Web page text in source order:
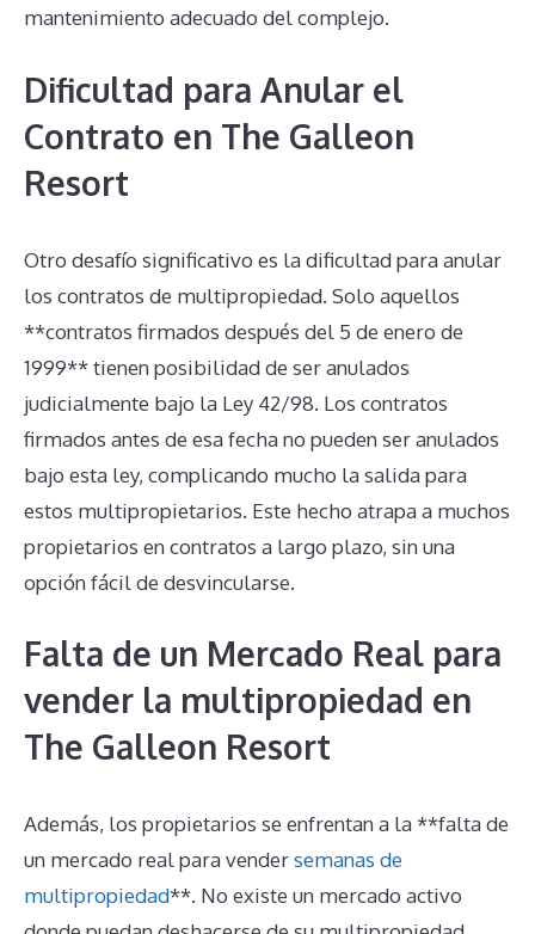
mantenimiento adecuado del complejo.
Dificultad para Anular el
Contrato en The Galleon
Resort
Otro desafío significativo es la dificultad para anular
los contratos de multipropiedad. Solo aquellos
**contratos firmados después del 5 de enero de
1999** tienen posibilidad de ser anulados
judicialmente bajo la Ley 42/98. Los contratos
firmados antes de esa fecha no pueden ser anulados
bajo esta ley, complicando mucho la salida para
estos multipropietarios. Este hecho atrapa a muchos
propietarios en contratos a largo plazo, sin una
opción fácil de desvincularse.
Falta de un Mercado Real para
vender la multipropiedad en
The Galleon Resort
Además, los propietarios se enfrentan a la **falta de
un mercado real para vendersemanas de
multipropiedad**. No existe un mercado activo